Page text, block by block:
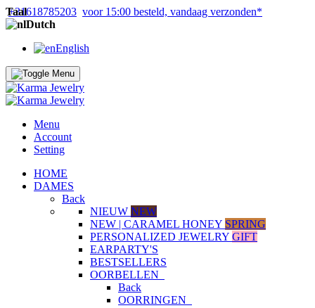
+31618785203 voor 15:00 besteld, vandaag verzonden*
Taal
Dutch
English
Menu
Account
Setting
HOME
DAMES
Back
NIEUW NEW
NEW | CARAMEL HONEY SPRING
PERSONALIZED JEWELRY GIFT
EARPARTY'S
BESTSELLERS
OORBELLEN
Back
OORRINGEN